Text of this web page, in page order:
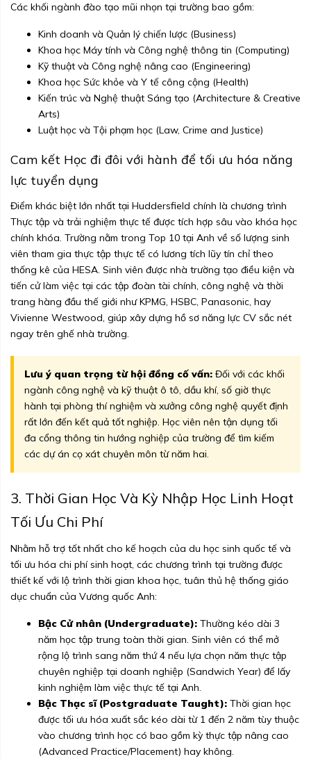
Các khối ngành đào tạo mũi nhọn tại trường bao gồm:
Kinh doanh và Quản lý chiến lược (Business)
Khoa học Máy tính và Công nghệ thông tin (Computing)
Kỹ thuật và Công nghệ nâng cao (Engineering)
Khoa học Sức khỏe và Y tế công cộng (Health)
Kiến trúc và Nghệ thuật Sáng tạo (Architecture & Creative
Arts)
Luật học và Tội phạm học (Law, Crime and Justice)
Cam kết Học đi đôi với hành để tối ưu hóa năng
lực tuyển dụng
Điểm khác biệt lớn nhất tại Huddersfield chính là chương trình
Thực tập và trải nghiệm thực tế được tích hợp sâu vào khóa học
chính khóa. Trường nằm trong Top 10 tại Anh về số lượng sinh
viên tham gia thực tập thực tế có lương tích lũy tín chỉ theo
thống kê của HESA. Sinh viên được nhà trường tạo điều kiện và
tiến cử làm việc tại các tập đoàn tài chính, công nghệ và thời
trang hàng đầu thế giới như KPMG, HSBC, Panasonic, hay
Vivienne Westwood, giúp xây dựng hồ sơ năng lực CV sắc nét
ngay trên ghế nhà trường.
Lưu ý quan trọng từ hội đồng cố vấn: Đối với các khối
ngành công nghệ và kỹ thuật ô tô, dầu khí, số giờ thực
hành tại phòng thí nghiệm và xưởng công nghệ quyết định
rất lớn đến kết quả tốt nghiệp. Học viên nên tận dụng tối
đa cổng thông tin hướng nghiệp của trường để tìm kiếm
các dự án cọ xát chuyên môn từ năm hai.
3. Thời Gian Học Và Kỳ Nhập Học Linh Hoạt
Tối Ưu Chi Phí
Nhằm hỗ trợ tốt nhất cho kế hoạch của du học sinh quốc tế và
tối ưu hóa chi phí sinh hoạt, các chương trình tại trường được
thiết kế với lộ trình thời gian khoa học, tuân thủ hệ thống giáo
dục chuẩn của Vương quốc Anh:
Bậc Cử nhân (Undergraduate): Thường kéo dài 3
năm học tập trung toàn thời gian. Sinh viên có thể mở
rộng lộ trình sang năm thứ 4 nếu lựa chọn năm thực tập
chuyên nghiệp tại doanh nghiệp (Sandwich Year) để lấy
kinh nghiệm làm việc thực tế tại Anh.
Bậc Thạc sĩ (Postgraduate Taught): Thời gian học
được tối ưu hóa xuất sắc kéo dài từ 1 đến 2 năm tùy thuộc
vào chương trình học có bao gồm kỳ thực tập nâng cao
(Advanced Practice/Placement) hay không.